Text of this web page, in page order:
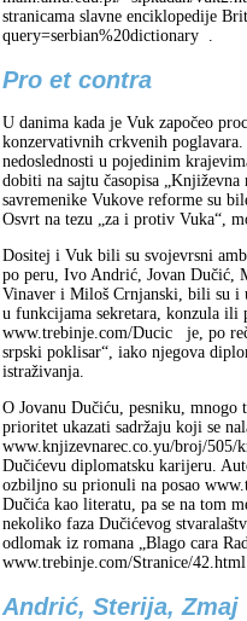
stranicama slavne enciklopedije
query=serbian%20dictionary .
Pro et contra
U danima kada je Vuk započeo
konzervativnih crkvenih
nedoslednosti u pojedinim
dobiti na sajtu časopisa
savremenike Vukove reforme su
Osvrt na tezu „za i protiv Vuka“,
Dositej i Vuk bili su svojevrsni
po peru, Ivo Andrić, Jovan Dučić,
Vinaver i Miloš Crnjanski, bili su i
u funkcijama sekretara, konzula ili
www.trebinje.com/Ducic
je, po
srpski poklisar“, iako njegova
istraživanja.
O Jovanu Dučiću, pesniku, mnogo
prioritet ukazati sadržaju koji se
www.knjizevnarec.co.yu/broj/505/
Dučićevu diplomatsku karijeru.
ozbiljno su prionuli na posao
Dučića kao literatu, pa se na tom
nekoliko faza Dučićevog
odlomak iz romana „Blago cara
www.trebinje.com/Stranice/42.html
Andrić, Sterija, Zmaj